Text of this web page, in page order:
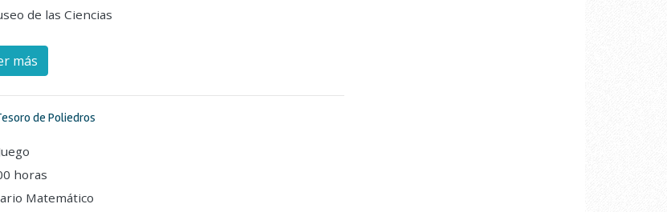
de las Ciencias
más
de Poliedros
horas
Matemático